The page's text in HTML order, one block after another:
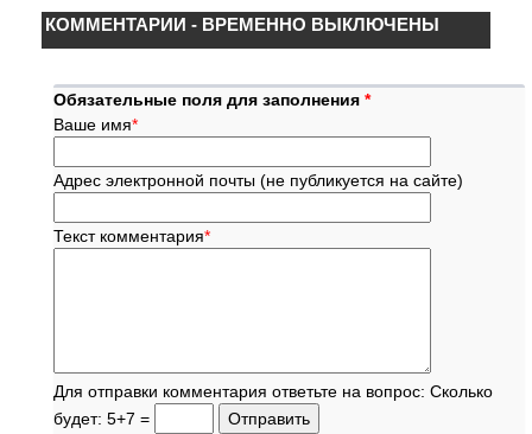
КОММЕНТАРИИ - ВРЕМЕННО ВЫКЛЮЧЕНЫ
Обязательные поля для заполнения *
Ваше имя*
Адрес электронной почты (не публикуется на сайте)
Текст комментария*
Для отправки комментария ответьте на вопрос: Сколько
будет: 5+7 =